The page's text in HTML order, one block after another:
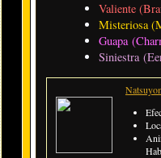
Valiente
Misteriosa
Guapa
Siniestra